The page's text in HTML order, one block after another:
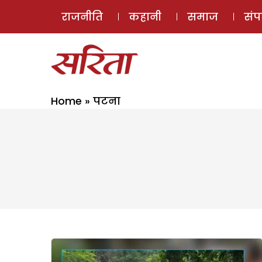
राजनीति कहानी समाज
Home » पटना